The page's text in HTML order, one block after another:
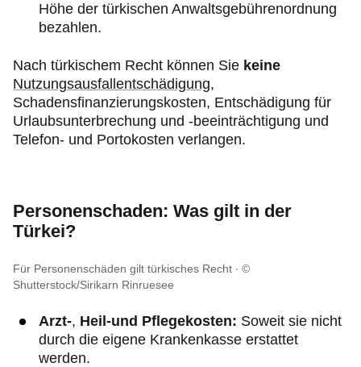
Höhe der türkischen Anwaltsgebührenordnung
bezahlen.
Nach türkischem Recht können Sie keine
Nutzungsausfallentschädigung,
Schadensfinanzierungskosten, Entschädigung für
Urlaubsunterbrechung und -beeinträchtigung und
Telefon- und Portokosten verlangen.
Personenschaden: Was gilt in der
Türkei?
Für Personenschäden gilt türkisches Recht
©
Shutterstock/Sirikarn Rinruesee
Arzt-, Heil-und Pflegekosten: Soweit sie nicht
durch die eigene Krankenkasse erstattet
werden.